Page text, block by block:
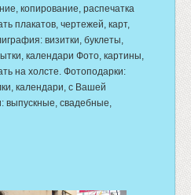
копирование, распечатка
плакатов, чертежей, карт,
визитки, буклеты,
календари Фото, картины,
на холсте. Фотоподарки:
календари, с Вашей
выпускные, свадебные,